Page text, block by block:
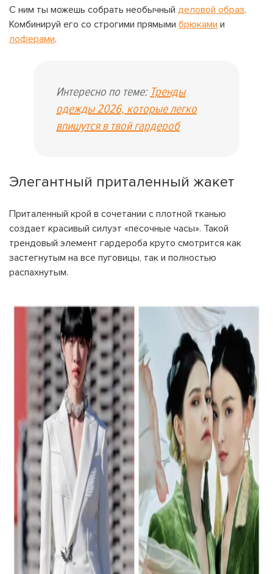
С ним ты можешь собрать необычный деловой образ.
Комбинируй его со строгими прямыми брюками и
лоферами.
Интересно по теме: Тренды
одежды 2026, которые легко
впишутся в твой гардероб
Элегантный приталенный жакет
Приталенный крой в сочетании с плотной тканью
создает красивый силуэт «песочные часы». Такой
трендовый элемент гардероба круто смотрится как
застегнутым на все пуговицы, так и полностью
распахнутым.